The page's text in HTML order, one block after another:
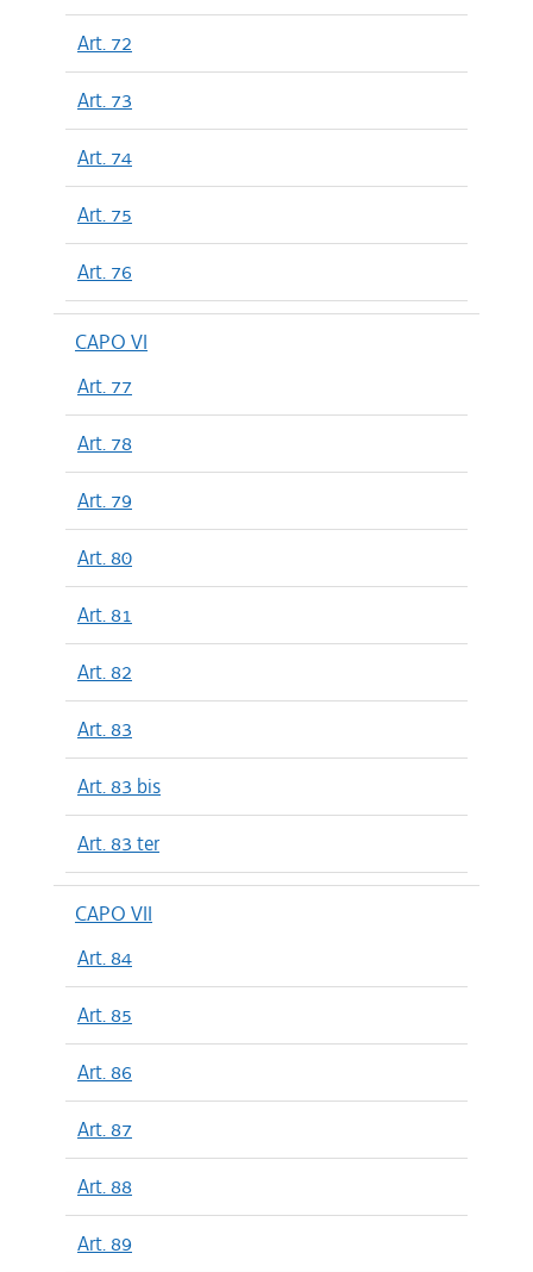
Art. 72
Art. 73
Art. 74
Art. 75
Art. 76
CAPO VI
Art. 77
Art. 78
Art. 79
Art. 80
Art. 81
Art. 82
Art. 83
Art. 83 bis
Art. 83 ter
CAPO VII
Art. 84
Art. 85
Art. 86
Art. 87
Art. 88
Art. 89